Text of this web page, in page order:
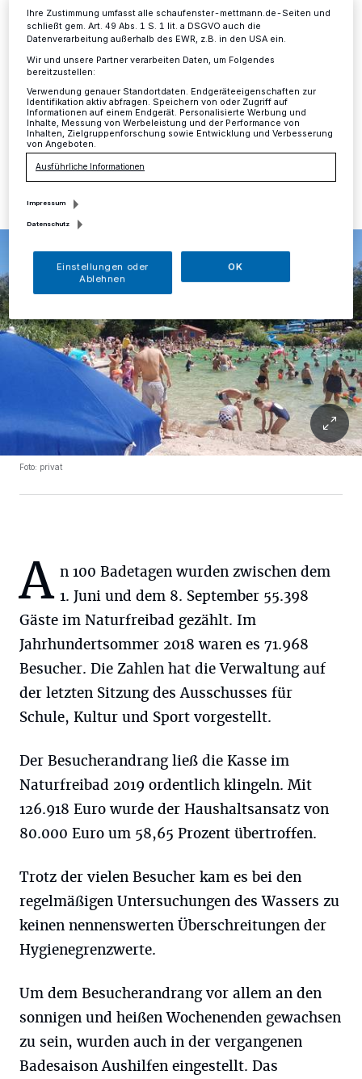
Naturfreibad
Mettmann·Das Naturfreibad hat im vergangenen Jahr
das zweitbeste Besucherergebnis seit Eröffnung des
Bades im Jahr 2004 erzielt.
08.01.2020 , 15:17 Uhr Eine Minute Lesezeit
Foto: privat
A n 100 Badetagen wurden zwischen dem
1. Juni und dem 8. September 55.398
Gäste im Naturfreibad gezählt. Im
Jahrhundertsommer 2018 waren es 71.968
Besucher. Die Zahlen hat die Verwaltung auf
der letzten Sitzung des Ausschusses für
Schule, Kultur und Sport vorgestellt.
Der Besucherandrang ließ die Kasse im
Naturfreibad 2019 ordentlich klingeln. Mit
126.918 Euro wurde der Haushaltsansatz von
80.000 Euro um 58,65 Prozent übertroffen.
Trotz der vielen Besucher kam es bei den
regelmäßigen Untersuchungen des Wassers zu
keinen nennenswerten Überschreitungen der
Hygienegrenzwerte.
Um dem Besucherandrang vor allem an den
sonnigen und heißen Wochenenden gewachsen
zu sein, wurden auch in der vergangenen
Badesaison Aushilfen eingestellt. Das
Ihre Zustimmung umfasst alle schaufenster-mettmann.de-Seiten und
schließt gem. Art. 49 Abs. 1 S. 1 lit. a DSGVO auch die
Datenverarbeitung außerhalb des EWR, z.B. in den USA ein.
Wir und unsere Partner verarbeiten Daten, um Folgendes
bereitzustellen:
Verwendung genauer Standortdaten. Endgeräteeigenschaften zur
Identifikation aktiv abfragen. Speichern von oder Zugriff auf
Informationen auf einem Endgerät. Personalisierte Werbung und
Inhalte, Messung von Werbeleistung und der Performance von
Inhalten, Zielgruppenforschung sowie Entwicklung und Verbesserung
von Angeboten.
Ausführliche Informationen
Impressum
Datenschutz
Einstellungen oder
Ablehnen
OK